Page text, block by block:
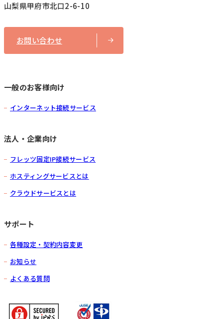
山梨県甲府市北口2-6-10
お問い合わせ
一般のお客様向け
インターネット接続サービス
法人・企業向け
フレッツ固定IP接続サービス
ホスティングサービスとは
クラウドサービスとは
サポート
各種設定・契約内容変更
お知らせ
よくある質問